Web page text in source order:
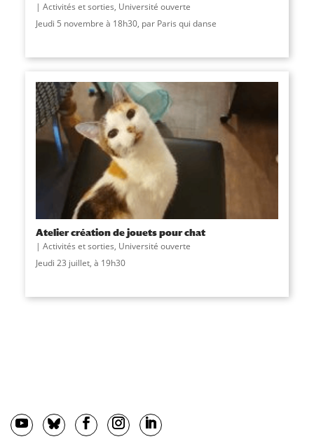
Activités et sorties, Université ouverte
Jeudi 5 novembre à 18h30, par Paris qui danse
Atelier création de jouets pour chat
Activités et sorties, Université ouverte
Jeudi 23 juillet, à 19h30